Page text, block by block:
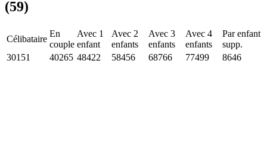
(59)
Célibataire
En
couple
Avec 1
enfant
Avec 2
enfants
Avec 3
enfants
Avec 4
enfants
Par enfant
supp.
30151
40265 48422 58456 68766 77499 8646